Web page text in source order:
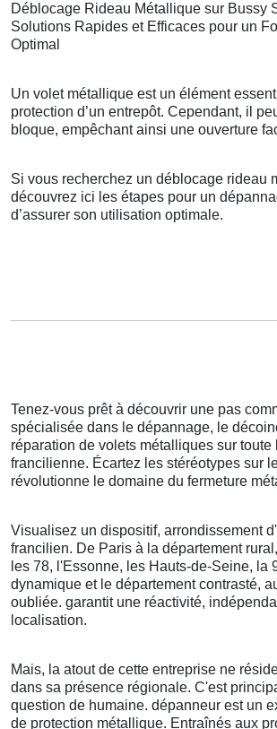
Déblocage Rideau Métallique sur Bussy
Solutions Rapides et Efficaces pour un
Optimal
Un volet métallique est un élément
protection d’un entrepôt. Cependant, il
bloque, empêchant ainsi une ouverture
Si vous recherchez un déblocage rideau
découvrez ici les étapes pour un
d’assurer son utilisation optimale.
Tenez-vous prêt à découvrir une pas
spécialisée dans le dépannage, le
réparation de volets métalliques sur toute
francilienne. Écartez les stéréotypes sur
révolutionne le domaine du fermeture
Visualisez un dispositif, arrondissement
francilien. De Paris à la département
les 78, l'Essonne, les Hauts-de-Seine, la
dynamique et le département contrasté,
oubliée. garantit une réactivité,
localisation.
Mais, la atout de cette entreprise ne
dans sa présence régionale. C'est
question de humaine. dépanneur est un
de protection métallique. Entraînés aux